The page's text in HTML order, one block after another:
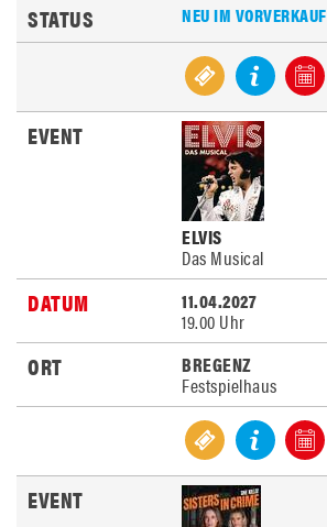
NEU IM VORVERKAUF
ELVIS
Das Musical
11.04.2027
19.00 Uhr
BREGENZ
Festspielhaus